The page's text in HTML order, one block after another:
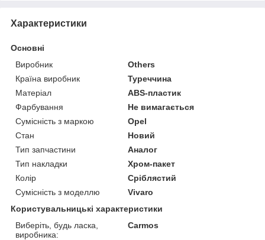
Характеристики
Основні
Виробник
Others
Країна виробник
Туреччина
Матеріал
ABS-пластик
Фарбування
Не вимагається
Сумісність з маркою
Opel
Стан
Новий
Тип запчастини
Аналог
Тип накладки
Хром-пакет
Колір
Сріблястий
Сумісність з моделлю
Vivaro
Користувальницькі характеристики
Виберіть, будь ласка,
виробника:
Carmos